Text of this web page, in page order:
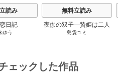
読み
日記
ゆう
無料立読み
夜伽の双子―贄姫は二人
の王子に愛される―
島袋ユミ
ェックした作品